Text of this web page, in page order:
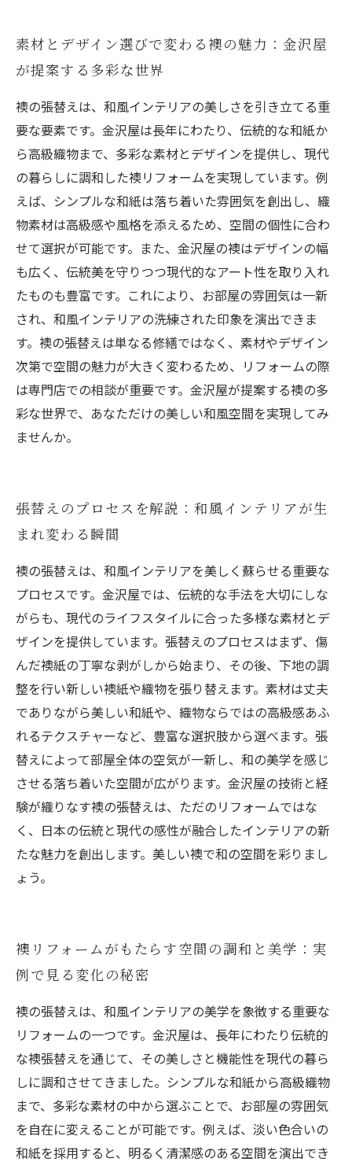
素材とデザイン選びで変わる襖の魅力：金沢屋
が提案する多彩な世界
襖の張替えは、和風インテリアの美しさを引き立てる重
要な要素です。金沢屋は長年にわたり、伝統的な和紙か
ら高級織物まで、多彩な素材とデザインを提供し、現代
の暮らしに調和した襖リフォームを実現しています。例
えば、シンプルな和紙は落ち着いた雰囲気を創出し、織
物素材は高級感や風格を添えるため、空間の個性に合わ
せて選択が可能です。また、金沢屋の襖はデザインの幅
も広く、伝統美を守りつつ現代的なアート性を取り入れ
たものも豊富です。これにより、お部屋の雰囲気は一新
され、和風インテリアの洗練された印象を演出できま
す。襖の張替えは単なる修繕ではなく、素材やデザイン
次第で空間の魅力が大きく変わるため、リフォームの際
は専門店での相談が重要です。金沢屋が提案する襖の多
彩な世界で、あなただけの美しい和風空間を実現してみ
ませんか。
張替えのプロセスを解説：和風インテリアが生
まれ変わる瞬間
襖の張替えは、和風インテリアを美しく蘇らせる重要な
プロセスです。金沢屋では、伝統的な手法を大切にしな
がらも、現代のライフスタイルに合った多様な素材とデ
ザインを提供しています。張替えのプロセスはまず、傷
んだ襖紙の丁寧な剥がしから始まり、その後、下地の調
整を行い新しい襖紙や織物を張り替えます。素材は丈夫
でありながら美しい和紙や、織物ならではの高級感あふ
れるテクスチャーなど、豊富な選択肢から選べます。張
替えによって部屋全体の空気が一新し、和の美学を感じ
させる落ち着いた空間が広がります。金沢屋の技術と経
験が織りなす襖の張替えは、ただのリフォームではな
く、日本の伝統と現代の感性が融合したインテリアの新
たな魅力を創出します。美しい襖で和の空間を彩りまし
ょう。
襖リフォームがもたらす空間の調和と美学：実
例で見る変化の秘密
襖の張替えは、和風インテリアの美学を象徴する重要な
リフォームの一つです。金沢屋は、長年にわたり伝統的
な襖張替えを通じて、その美しさと機能性を現代の暮ら
しに調和させてきました。シンプルな和紙から高級織物
まで、多彩な素材の中から選ぶことで、お部屋の雰囲気
を自在に変えることが可能です。例えば、淡い色合いの
和紙を採用すると、明るく清潔感のある空間を演出でき